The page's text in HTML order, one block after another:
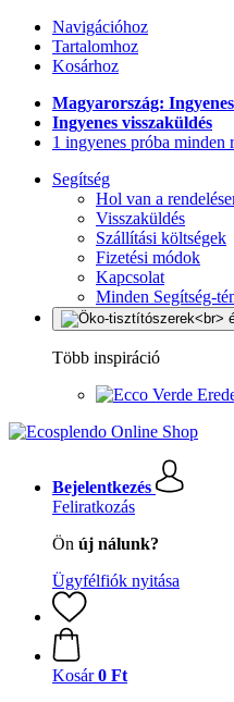
Navigációhoz
Tartalomhoz
Kosárhoz
Magyarország:
Ingyenes visszaküldés
1 ingyenes próba minden
Segítség
Hol van a
Visszaküldés
Szállítási költségek
Fizetési módok
Kapcsolat
Minden Segítség-
Több inspiráció
Bejelentkezés
Feliratkozás
Ön új nálunk?
Ügyfélfiók nyitása
Kosár 0 Ft